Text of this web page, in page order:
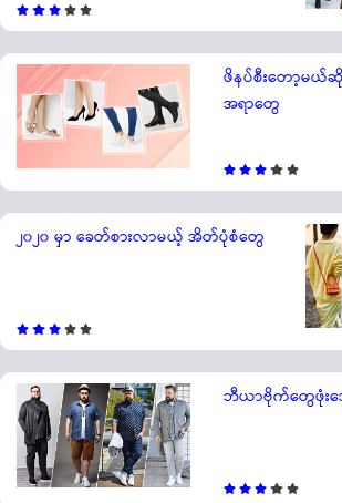
ဖိနပ်စီးတော့မယ်
အရာတွေ
၂၀၂၀ မှာ ခေတ်စားလာမယ့် အိတ်ပုံစံတွေ
ဘီယာဗိုက်တွေဖုံး